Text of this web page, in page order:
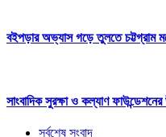
বইপড়ার অভ্যাস গড়ে তুলতে চট্টগ্রাম
সাংবাদিক সুরক্ষা ও কল্যাণ
সর্বশেষ সংবাদ